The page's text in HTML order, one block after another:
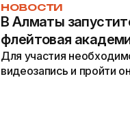
НОВОСТИ
В Алматы
флейтовая
Для участия
видеозапись и пройти